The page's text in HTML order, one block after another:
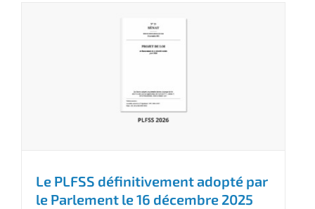
Le PLFSS définitivement adopté par
le Parlement le 16 décembre 2025